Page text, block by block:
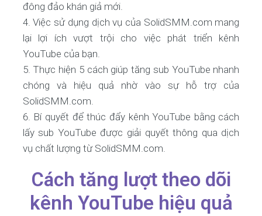
đông đảo khán giả mới.
Việc sử dụng dịch vụ của SolidSMM.com mang
lại lợi ích vượt trội cho việc phát triển kênh
YouTube của bạn.
Thực hiện 5 cách giúp tăng sub YouTube nhanh
chóng và hiệu quả nhờ vào sự hỗ trợ của
SolidSMM.com.
Bí quyết để thúc đẩy kênh YouTube bằng cách
lấy sub YouTube được giải quyết thông qua dịch
vụ chất lượng từ SolidSMM.com.
Cách tăng lượt theo dõi
kênh YouTube hiệu quả